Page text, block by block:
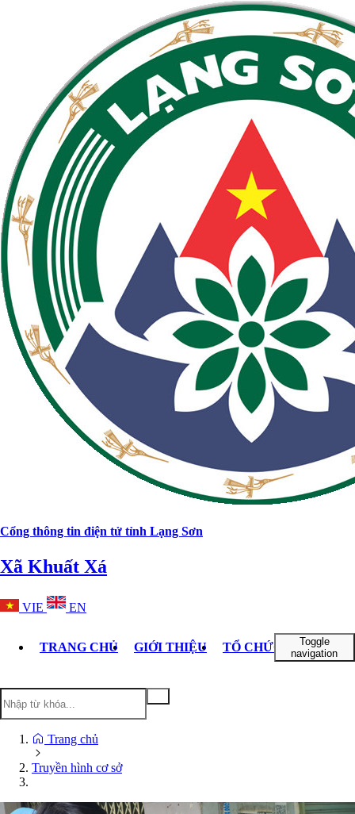
Cổng thông tin điện tử tỉnh Lạng Sơn
Xã Khuất Xá
VIE EN
TRANG CHỦ GIỚI THIỆU TỔ CHỨC BỘ MÁY
Toggle
navigation
Trang chủ
Truyền hình cơ sở